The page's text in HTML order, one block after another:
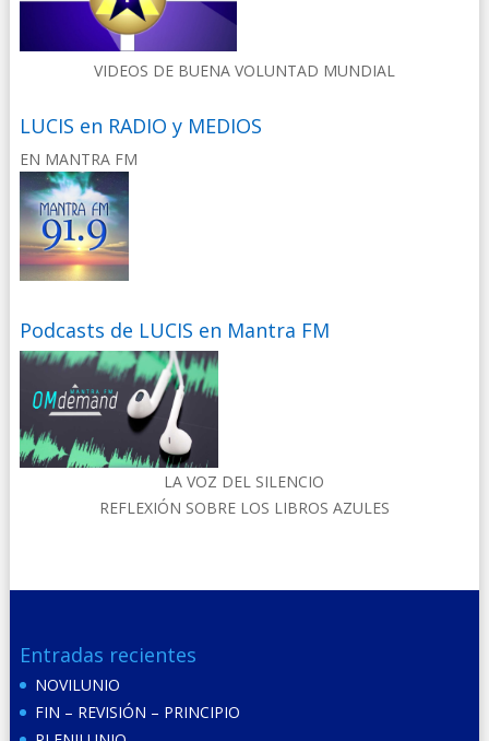
VIDEOS DE BUENA VOLUNTAD MUNDIAL
LUCIS en RADIO y MEDIOS
EN MANTRA FM
Podcasts de LUCIS en Mantra FM
LA VOZ DEL SILENCIO
REFLEXIÓN SOBRE LOS LIBROS AZULES
Entradas recientes
NOVILUNIO
FIN – REVISIÓN – PRINCIPIO